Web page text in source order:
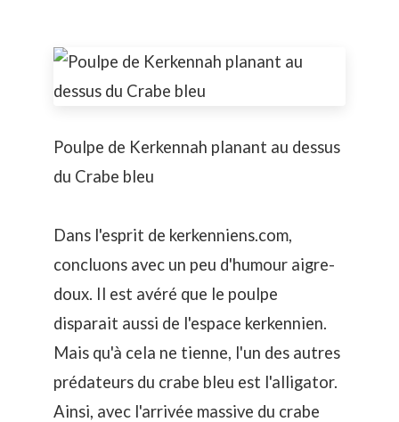
Poulpe de Kerkennah planant au dessus
du Crabe bleu
Dans l'esprit de kerkenniens.com,
concluons avec un peu d'humour aigre-
doux. Il est avéré que le poulpe
disparait aussi de l'espace kerkennien.
Mais qu'à cela ne tienne, l'un des autres
prédateurs du crabe bleu est l'alligator.
Ainsi, avec l'arrivée massive du crabe